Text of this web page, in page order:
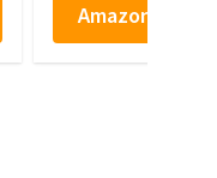
Amazonで見る